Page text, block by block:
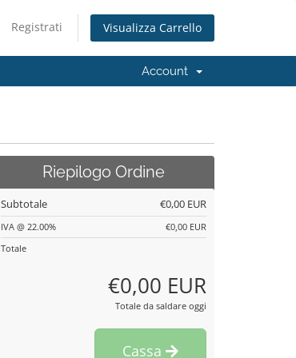
Registrati Visualizza Carrello
Account
Riepilogo Ordine
Subtotale €0,00 EUR
IVA @ 22.00%
€0,00 EUR
Totale
€0,00 EUR
Totale da saldare oggi
Cassa